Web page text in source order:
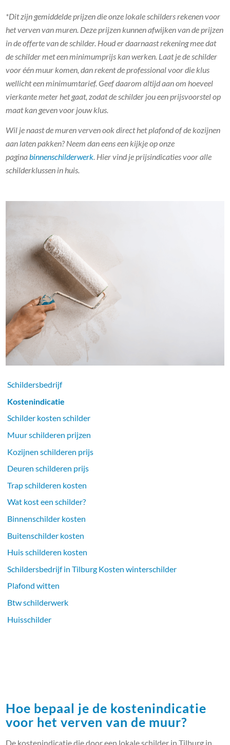
*Dit zijn gemiddelde prijzen die onze lokale schilders rekenen voor
het verven van muren. Deze prijzen kunnen afwijken van de prijzen
in de offerte van de schilder. Houd er daarnaast rekening mee dat
de schilder met een minimumprijs kan werken. Laat je de schilder
voor één muur komen, dan rekent de professional voor die klus
wellicht een minimumtarief. Geef daarom altijd aan om hoeveel
vierkante meter het gaat, zodat de schilder jou een prijsvoorstel op
maat kan geven voor jouw klus.
Wil je naast de muren verven ook direct het plafond of de kozijnen
aan laten pakken? Neem dan eens een kijkje op onze
paginabinnenschilderwerk. Hier vind je prijsindicaties voor alle
schilderklussen in huis.
Schildersbedrijf
Kostenindicatie
Schilder kosten schilder
Muur schilderen prijzen
Kozijnen schilderen prijs
Deuren schilderen prijs
Trap schilderen kosten
Wat kost een schilder?
Binnenschilder kosten
Buitenschilder kosten
Huis schilderen kosten
Schildersbedrijf in Tilburg Kosten winterschilder
Plafond witten
Btw schilderwerk
Huisschilder
Hoe bepaal je de kostenindicatie
voor het verven van de muur?
De kostenindicatie die door een lokale schilder in Tilburg in